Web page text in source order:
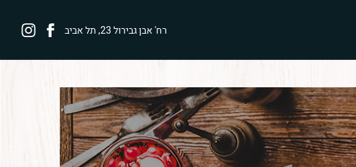
פרנק
לעמוד
של
רח' אבן גבירול 23, תל אביב